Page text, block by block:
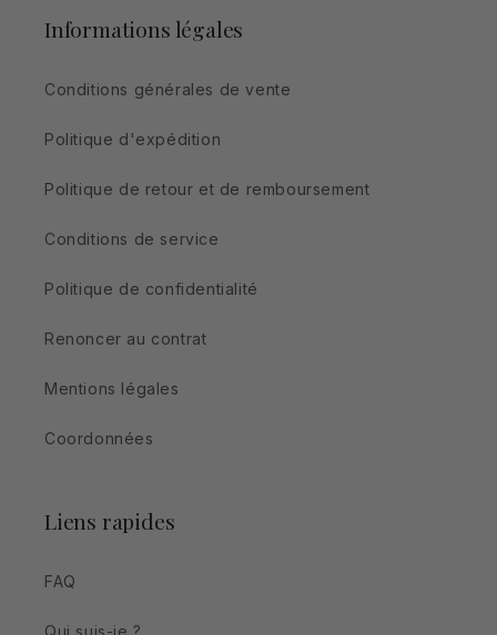
Informations légales
Conditions générales de vente
Politique d'expédition
Politique de retour et de remboursement
Conditions de service
Politique de confidentialité
Renoncer au contrat
Mentions légales
Coordonnées
Liens rapides
FAQ
Qui suis-je ?